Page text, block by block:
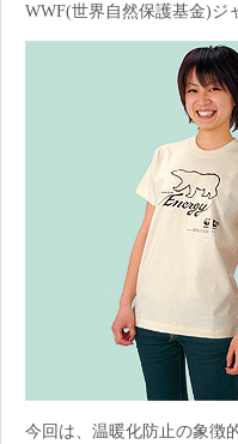
WWF(世界自然保護基金)ジ
今回は、温暖化防止の象徴